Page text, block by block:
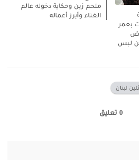
بعمر
لبس
ملحم زين وحكاية دخوله عالم
الغناء وأبرز أعماله
لبنان
0 تعليق